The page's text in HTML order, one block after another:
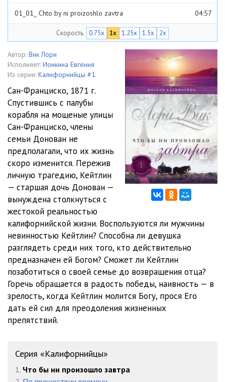
01_01_ Chto by ni proizoshlo zavtra 04:57
01_02_ Chto by ni proizoshlo zavtra
01_03_ Chto by ni proizoshlo zavtra
01_04_ Chto by ni proizoshlo zavtra 11:59
01_05_ Chto by ni proizoshlo zavtra 11:02
01_06_ Chto by ni proizoshlo zavtra 12:00
01_07_ Chto by ni proizoshlo zavtra
01_08_ Chto by ni proizoshlo zavtra 13:49
01_09_ Chto by ni proizoshlo zavtra 08:31
01_10_ Chto by ni proizoshlo zavtra
01_11_ Chto by ni proizoshlo zavtra
01_12_ Chto by ni proizoshlo zavtra
01_13_ Chto by ni proizoshlo zavtra
01_14_ Chto by ni proizoshlo zavtra 12:52
01_15_ Chto by ni proizoshlo zavtra 09:50
01_16_ Chto by ni proizoshlo zavtra
01_18_ Chto by ni proizoshlo zavtra
01_19_ Chto by ni proizoshlo zavtra
Скорость 0.75x 1x 1.25x 1.5x 2x
Автор: Вик Лори
Исполняет: Ионкина Евгения
Из серии: Калифорнийцы #1
Сан-Франциско, 1871 г.
Спустившись с палубы
корабля на мощеные улицы
Сан-Франциско, члены
семьи Донован не
предполагали, что их жизнь
скоро изменится. Пережив
личную трагедию, Кейтлин
— старшая дочь Донован —
вынуждена столкнуться с
жестокой реальностью
калифорнийской жизни. Воспользуются ли мужчины
невинностью Кейтлин? Способна ли девушка
разглядеть среди них того, кто действительно
предназначен ей Богом? Сможет ли Кейтлин
позаботиться о своей семье до возвращения отца?
Горечь обращается в радость победы, наивность — в
зрелость, когда Кейтлин молится Богу, прося Его
дать ей сил для преодоления жизненных
препятствий.
Серия «Калифорнийцы»
1. Что бы ни произошло завтра